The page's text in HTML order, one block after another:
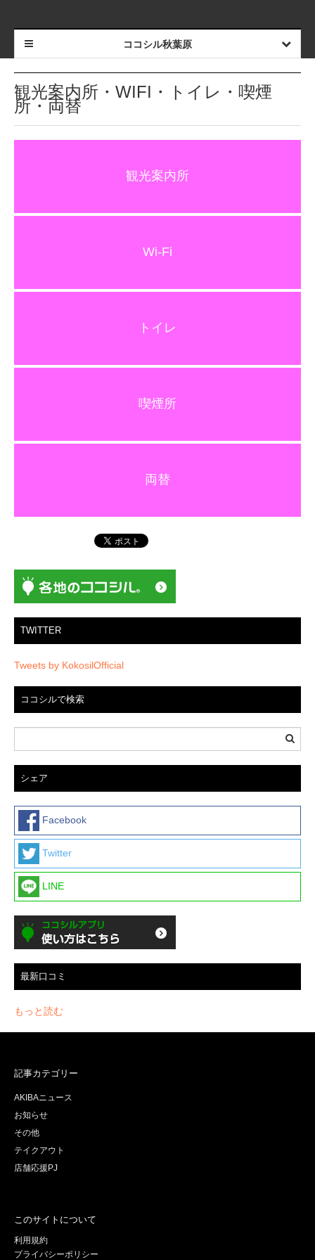
ココシル秋葉原
観光案内所・WIFI・トイレ・喫煙
所・両替
観光案内所
Wi-Fi
トイレ
喫煙所
両替
TWITTER
Tweets by KokosilOfficial
ココシルで検索
シェア
Facebook
Twitter
LINE
最新口コミ
もっと読む
記事カテゴリー
AKIBAニュース
お知らせ
その他
テイクアウト
店舗応援PJ
このサイトについて
利用規約
プライバシーポリシー